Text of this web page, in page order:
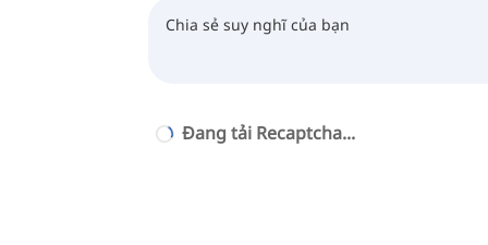
Đang tải Recaptcha...